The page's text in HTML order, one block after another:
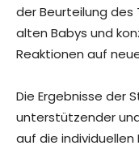
der Beurteilung
alten Babys und
Reaktionen auf
Die Ergebnisse der
unterstützender
auf die